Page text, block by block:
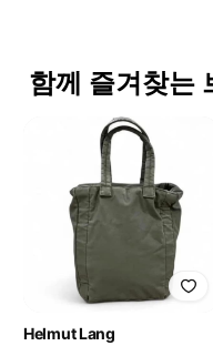
함께 즐겨찾는
Helmut Lang